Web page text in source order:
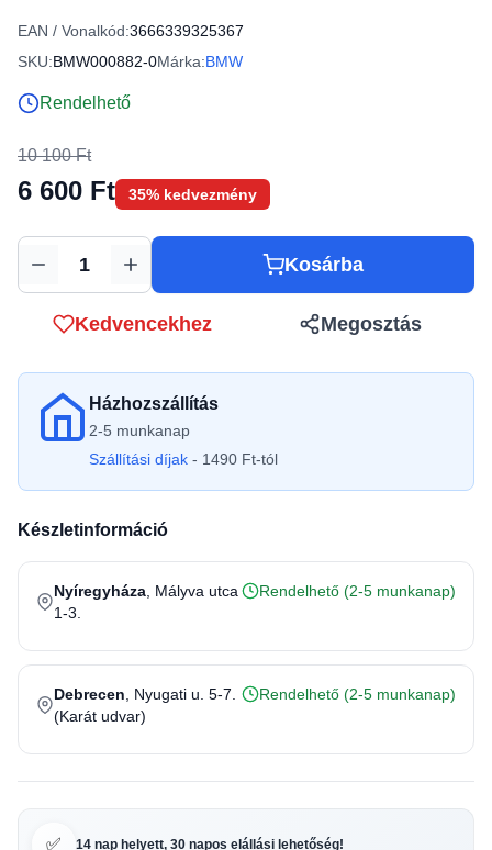
EAN / Vonalkód:3666339325367
SKU:BMW000882-0Márka:BMW
Rendelhető
10 100 Ft
6 600 Ft 35% kedvezmény
Mennyiség Kosárba
Kedvencekhez Megosztás
Házhozszállítás
2-5 munkanap
Szállítási díjak - 1490 Ft-tól
Készletinformáció
Nyíregyháza , Mályva utca
1-3.
Rendelhető (2-5 munkanap)
Debrecen , Nyugati u. 5-7.
(Karát udvar)
Rendelhető (2-5 munkanap)
✅ 14 nap helyett, 30 napos elállási lehetőség!